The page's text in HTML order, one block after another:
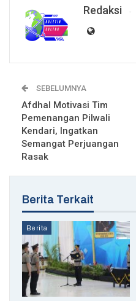
Redaksi
SEBELUMNYA
Afdhal Motivasi Tim
Pemenangan Pilwali
Kendari, Ingatkan
Semangat Perjuangan
Rasak
Berita Terkait
Berita